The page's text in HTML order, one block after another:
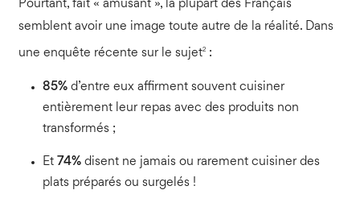
Pourtant, fait « amusant », la plupart des Français
semblent avoir une image toute autre de la réalité. Dans
une enquête récente sur le sujet2:
85%d’entre eux affirment souvent cuisiner
entièrement leur repas avec des produits non
transformés ;
Et 74%disent ne jamais ou rarement cuisiner des
plats préparés ou surgelés !